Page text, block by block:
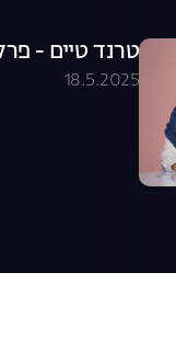
טרנד טיים - פרק 12
18.5.2025